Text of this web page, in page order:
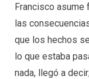
Francisco asume
las
que los hechos
lo que estaba
nada, llegó a